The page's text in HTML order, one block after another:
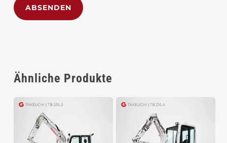
Ähnliche Produkte